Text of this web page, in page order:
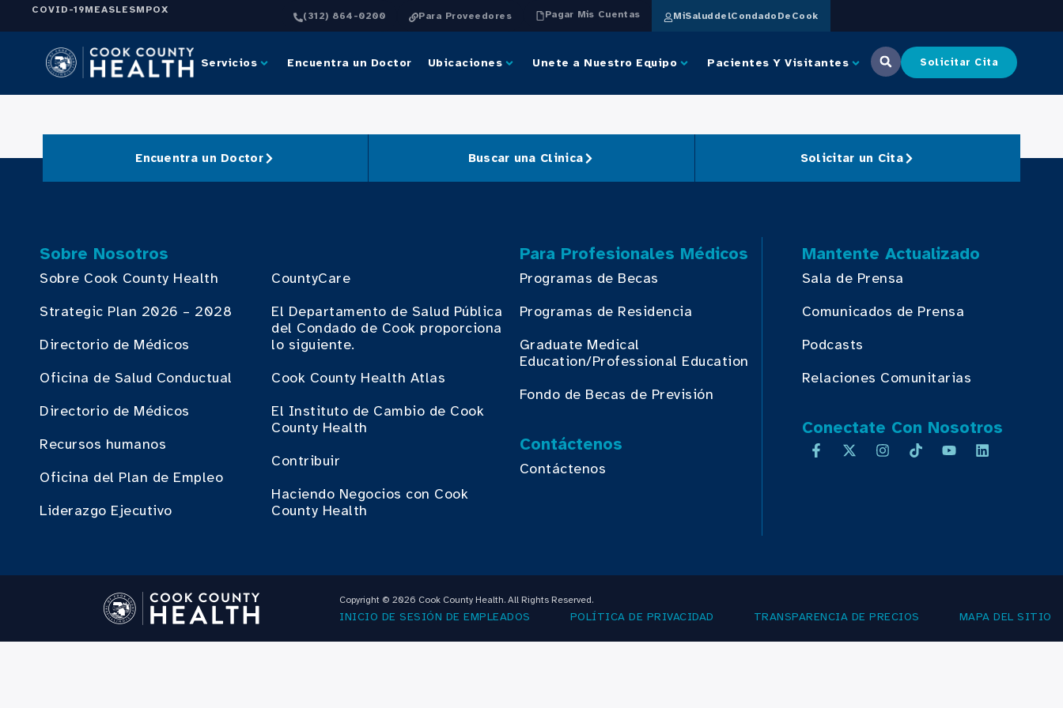
COVID-19MEASLESMPOX
(312) 864-0200 Para Proveedores Pagar Mis Cuentas MiSaluddelCondadoDeCook
Servicios Encuentra un Doctor Ubicaciones Unete a Nuestro Equipo Pacientes Y Visitantes Solicitar Cita
Encuentra un Doctor Buscar una Clinica Solicitar un Cita
Sobre Nosotros
Sobre Cook County Health
Strategic Plan 2026 – 2028
Directorio de Médicos
Oficina de Salud Conductual
Directorio de Médicos
Recursos humanos
Oficina del Plan de Empleo
Liderazgo Ejecutivo
CountyCare
El Departamento de Salud Pública
del Condado de Cook proporciona
lo siguiente.
Cook County Health Atlas
El Instituto de Cambio de Cook
County Health
Contribuir
Haciendo Negocios con Cook
County Health
Para Profesionales Médicos
Programas de Becas
Programas de Residencia
Graduate Medical
Education/Professional Education
Fondo de Becas de Previsión
Contáctenos
Contáctenos
Mantente Actualizado
Sala de Prensa
Comunicados de Prensa
Podcasts
Relaciones Comunitarias
Conectate Con Nosotros
Copyright © 2026 Cook County Health. All Rights Reserved.
INICIO DE SESIÓN DE EMPLEADOS POLÍTICA DE PRIVACIDAD TRANSPARENCIA DE PRECIOS MAPA DEL SITIO